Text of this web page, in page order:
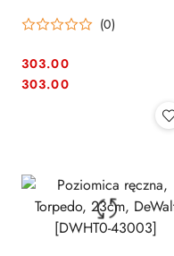
(0)
Cena:
303.00
Cena:
303.00